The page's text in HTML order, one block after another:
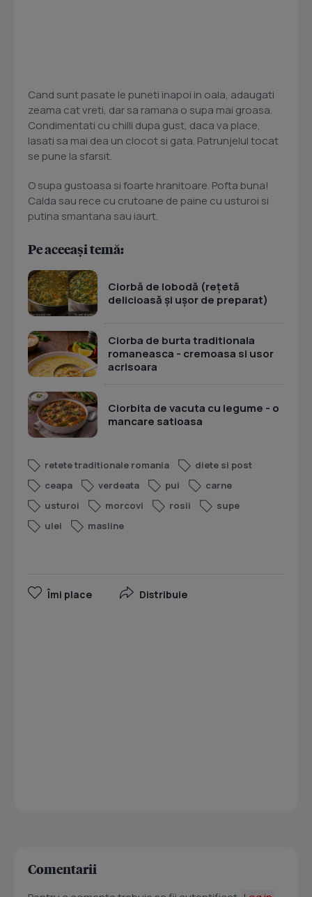
Cand sunt pasate le puneti inapoi in oala, adaugati
zeama cat vreti, dar sa ramana o supa mai groasa.
Condimentati cu chilli dupa gust, daca va place,
lasati sa mai dea un clocot si gata. Patrunjelul tocat
se pune la sfarsit.
O supa gustoasa si foarte hranitoare. Pofta buna!
Calda sau rece cu crutoane de paine cu usturoi si
putina smantana sau iaurt.
Pe aceeași temă:
Ciorbă de lobodă (rețetă
delicioasă și ușor de preparat)
Ciorba de burta traditionala
romaneasca - cremoasa si usor
acrisoara
Ciorbita de vacuta cu legume - o
mancare satioasa
retete traditionale romania
diete si post
ceapa
verdeata pui
carne
usturoi
morcovi rosii
supe
ulei
masline
Îmi place Distribuie
Comentarii